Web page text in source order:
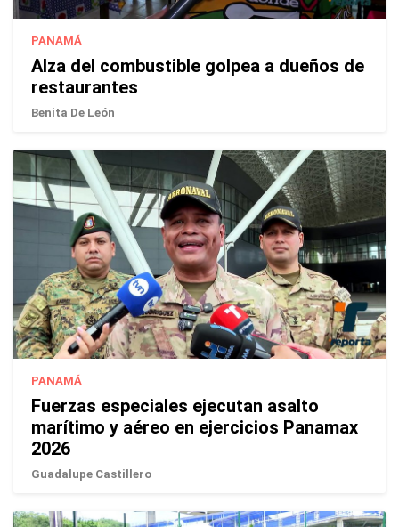
PANAMÁ
Alza del combustible golpea a dueños de
restaurantes
Benita De León
PANAMÁ
Fuerzas especiales ejecutan asalto
marítimo y aéreo en ejercicios Panamax
2026
Guadalupe Castillero